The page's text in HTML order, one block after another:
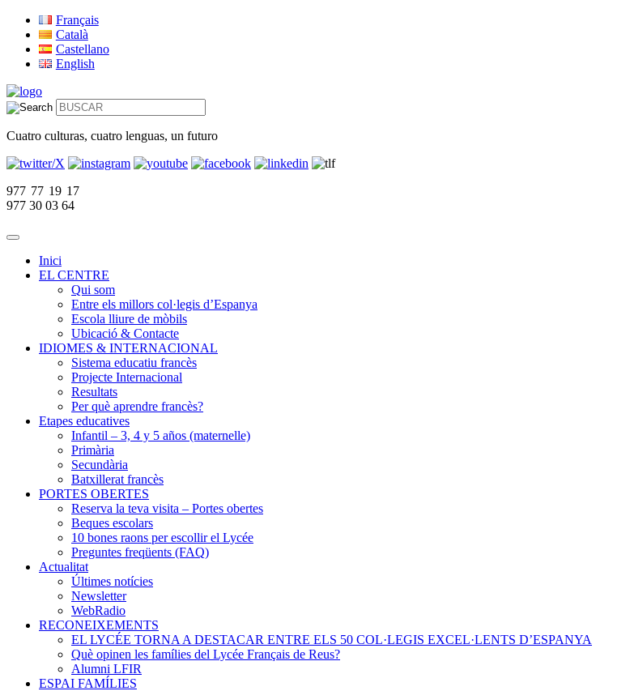
Français
Català
Castellano
English
Cuatro culturas, cuatro lenguas, un futuro
977 77 19 17
977 30 03 64
Inici
EL CENTRE
Qui som
Entre els millors col·legis d’Espanya
Escola lliure de mòbils
Ubicació & Contacte
IDIOMES & INTERNACIONAL
Sistema educatiu francès
Projecte Internacional
Resultats
Per què aprendre francès?
Etapes educatives
Infantil – 3, 4 y 5 años (maternelle)
Primària
Secundària
Batxillerat francès
PORTES OBERTES
Reserva la teva visita – Portes obertes
Beques escolars
10 bones raons per escollir el Lycée
Preguntes freqüents (FAQ)
Actualitat
Últimes notícies
Newsletter
WebRadio
RECONEIXEMENTS
EL LYCÉE TORNA A DESTACAR ENTRE ELS 50 COL·LEGIS EXCEL·LENTS D’ESPANYA
Què opinen les famílies del Lycée Français de Reus?
Alumni LFIR
ESPAI FAMÍLIES